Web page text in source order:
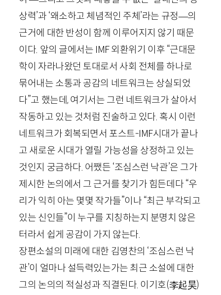
상력’과 ‘왜소하고 체념적인 주체’라는 규정—의
근거에 대한 반성이 함께 이루어지지 않기 때문
이다. 앞의 글에서는 IMF외환위기 이후 “근대문
학이 자라나왔던 토대로서 사회 전체를 하나로
묶어내는 소통과 공감의 네트워크는 상실되었
다”고 했는데, 여기서는 그런 네트워크가 살아서
작동하고 있는 것처럼 진술하고 있다. 혹시 이런
네트워크가 회복되면서 포스트-IMF시대가 끝나
고 새로운 시대가 열릴 가능성을 상정하고 있는
것인지 궁금하다. 어쨌든 ‘조심스런 낙관’은 그가
제시한 논의에서 그 근거를 찾기가 힘든데다 “우
리가 익히 아는 몇몇 작가들”이나 “최근 부각되고
있는 신인들”이 누구를 지칭하는지 분명치 않은
터라서 쉽게 공감이 가지 않는다.
장편소설의 미래에 대한 김영찬의 ‘조심스런 낙
관’이 얼마나 설득력있는가는 최근 소설에 대한
그의 논의의 적실성과 직결된다. 이기호(李起昊)